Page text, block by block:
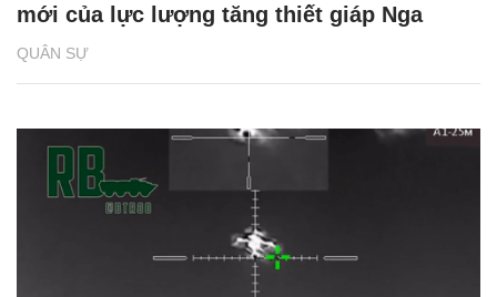
QUÂN SỰ
mới của lực lượng tăng thiết giáp Nga